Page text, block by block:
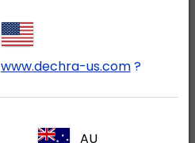
www.dechra-us.com?
AU